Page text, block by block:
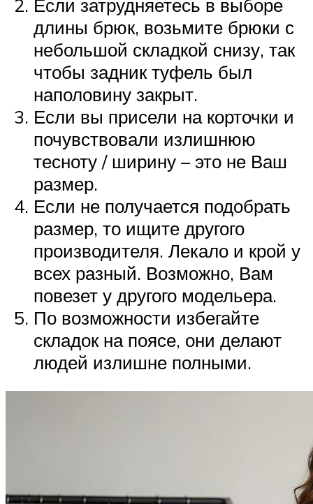
Если затрудняетесь в выборе
длины брюк, возьмите брюки с
небольшой складкой снизу, так
чтобы задник туфель был
наполовину закрыт.
Если вы присели на корточки и
почувствовали излишнюю
тесноту / ширину – это не Ваш
размер.
Если не получается подобрать
размер, то ищите другого
производителя. Лекало и крой у
всех разный. Возможно, Вам
повезет у другого модельера.
По возможности избегайте
складок на поясе, они делают
людей излишне полными.